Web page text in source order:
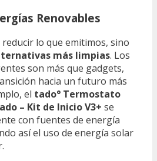
Renovables
lo que emitimos, sino
más limpias. Los
son más que gadgets,
hacia un futuro más
el tado° Termostato
– Kit de Inicio V3+ se
con fuentes de energía
así el uso de energía solar